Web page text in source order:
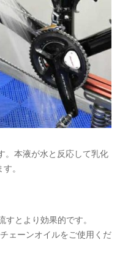
。本液が水と反応して乳化
。
とより効果的です。
ェーンオイルをご使用くだ